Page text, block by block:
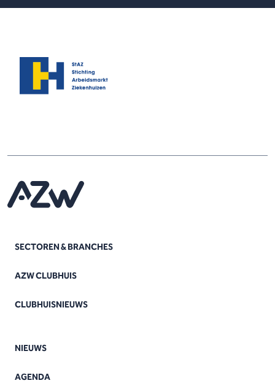
SECTOREN & BRANCHES
AZW CLUBHUIS
CLUBHUISNIEUWS
NIEUWS
AGENDA